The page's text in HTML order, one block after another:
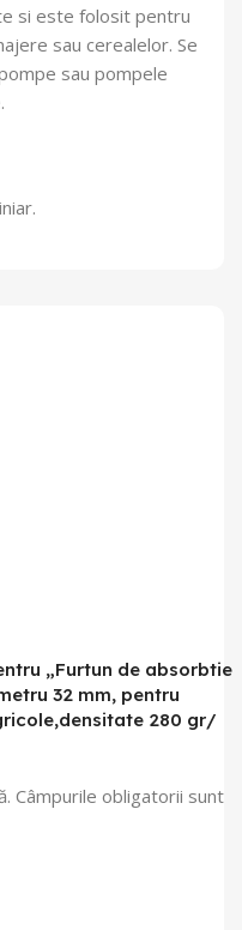
si este folosit pentru
sau cerealelor. Se
sau pompele
„Furtun de absorbtie
32 mm, pentru
280 gr/
Câmpurile obligatorii sunt